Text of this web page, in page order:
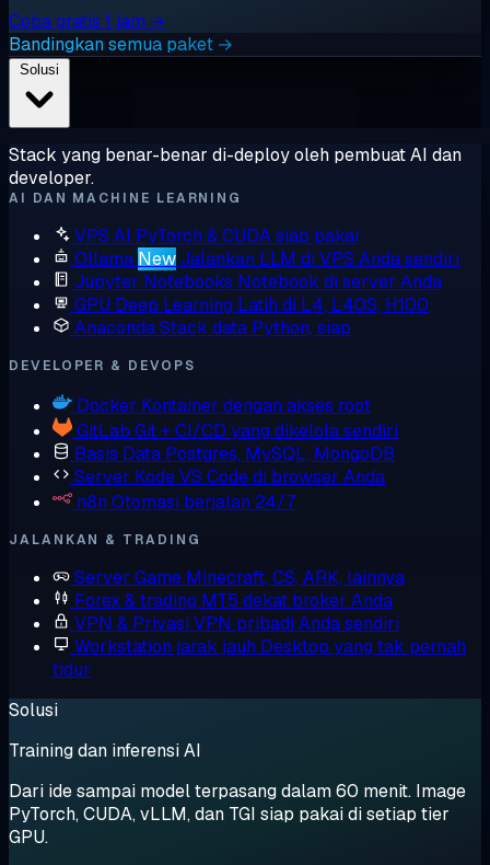
Coba gratis 1 jam →
Bandingkan semua paket →
Stack yang benar-benar di-deploy oleh pembuat AI dan
developer.
AI DAN MACHINE LEARNING
VPS AI PyTorch & CUDA siap pakai
Ollama NewJalankan LLM di VPS Anda sendiri
Jupyter Notebooks Notebook di server Anda
GPU Deep Learning Latih di L4, L40S, H100
AnacondaStack data Python, siap
DEVELOPER & DEVOPS
Docker Kontainer dengan akses root
GitLab Git + CI/CD yang dikelola sendiri
Basis Data Postgres, MySQL, MongoDB
Server KodeVS Code di browser Anda
n8n Otomasi berjalan 24/7
JALANKAN & TRADING
Server Game Minecraft, CS, ARK, lainnya
Forex & trading MT5 dekat broker Anda
VPN & Privasi VPN pribadi Anda sendiri
Workstation jarak jauh Desktop yang tak pernah
tidur
Solusi
Training dan inferensi AI
Dari ide sampai model terpasang dalam 60 menit. Image
PyTorch, CUDA, vLLM, dan TGI siap pakai di setiap tier
GPU.